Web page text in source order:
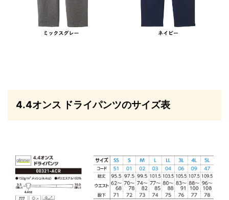
4.4オンス ドライパンツのサイズ表